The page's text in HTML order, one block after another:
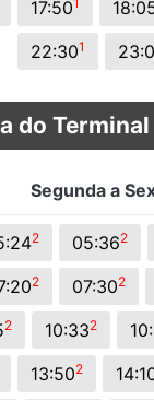
17:50
22:301
do
Segunda a
2 05:362
2 07:302
2 10:332
13:502